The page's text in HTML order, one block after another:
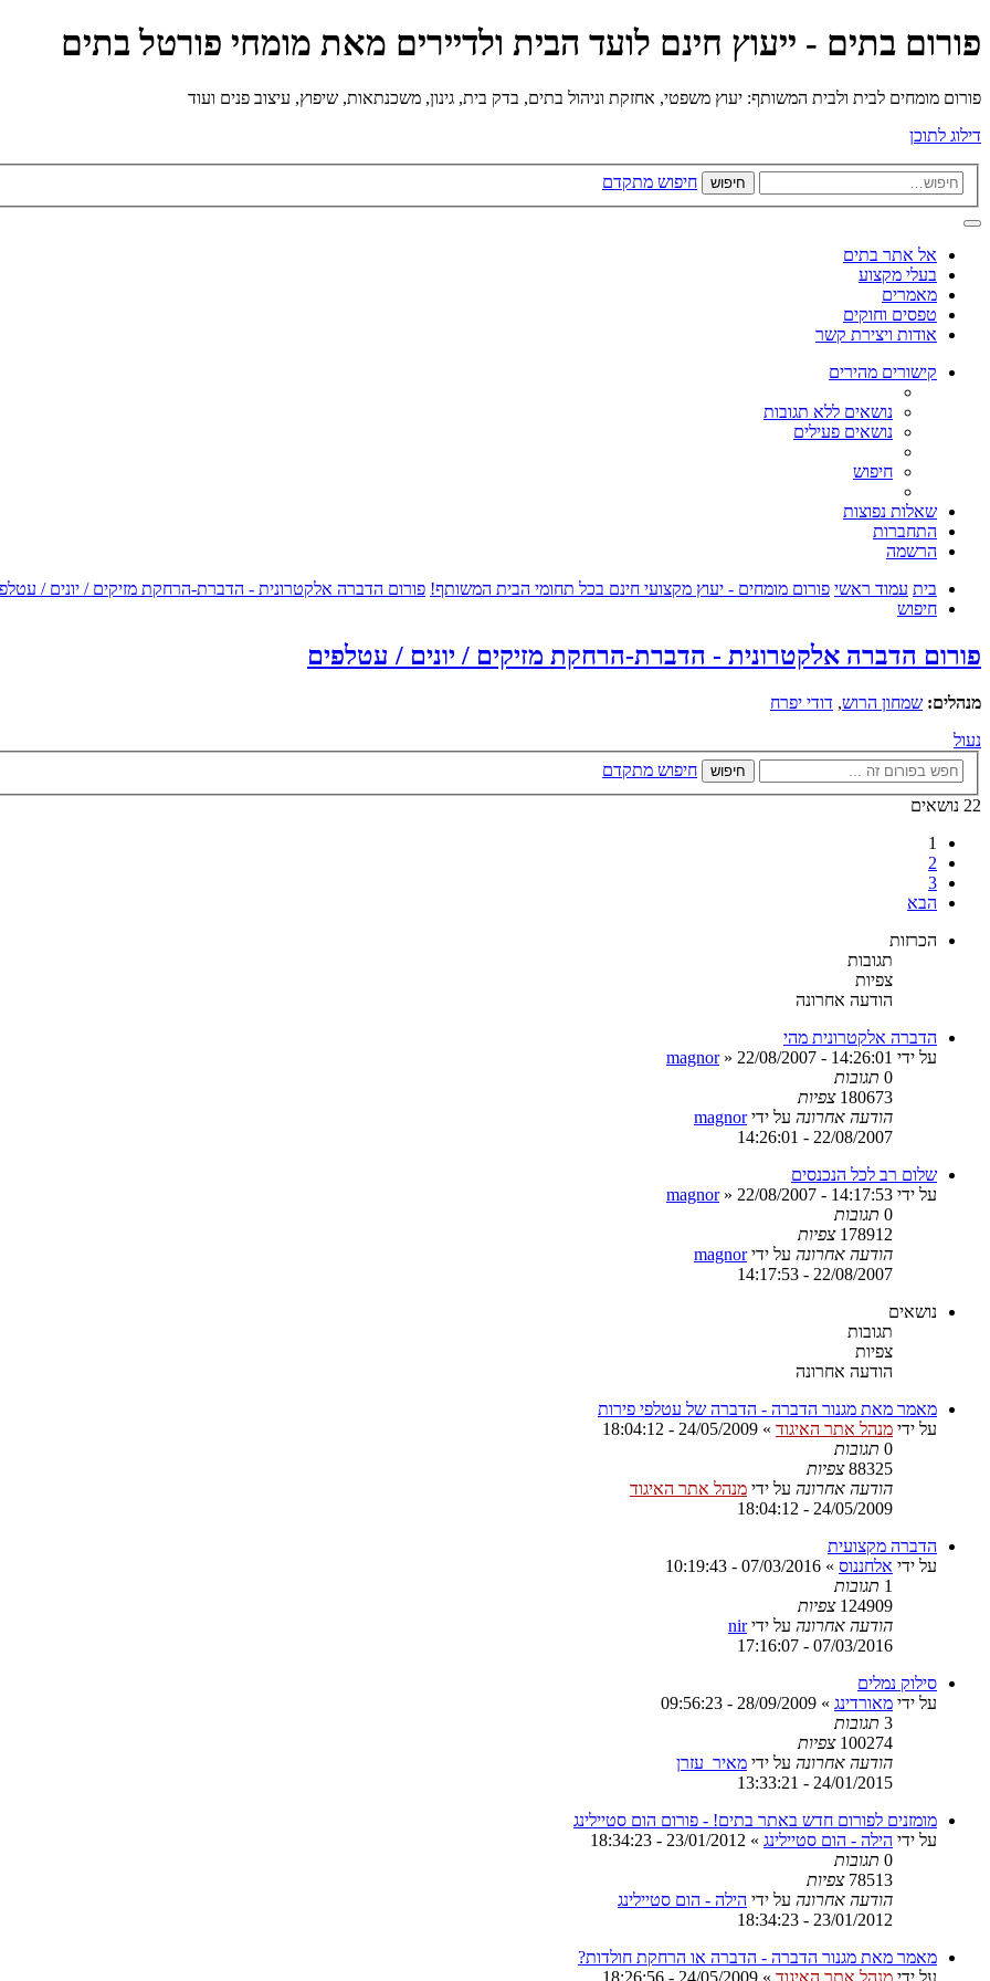
פורום בתים - ייעוץ חינם לועד הבית ולדיירים מאת מומחי פורטל בתים
פורום מומחים לבית ולבית המשותף: יעוץ משפטי, אחזקת וניהול בתים, בדק בית, גינון, משכנתאות, שיפוץ, עיצוב פנים ועוד
דילוג לתוכן
חיפוש חיפוש מתקדם
אל אתר בתים
בעלי מקצוע
מאמרים
טפסים וחוקים
אודות ויצירת קשר
קישורים מהירים
נושאים ללא תגובות
נושאים פעילים
חיפוש
שאלות נפוצות
התחברות
הרשמה
בית עמוד ראשי פורום מומחים - יעוץ מקצועי חינם בכל תחומי הבית המשותף! פורום הדברה אלקטרונית - הדברת-הרחקת מזיקים / יונים /
חיפוש
פורום הדברה אלקטרונית - הדברת-הרחקת מזיקים / יונים / עטלפים
מנהלים: שמחון הרוש, דודי יפרח
נעול
חיפוש
חיפוש מתקדם
22 נושאים
1
2
3
הבא
הכרזות
תגובות
צפיות
הודעה אחרונה
הדברה אלקטרונית מהי
על ידי
magnor» 22/08/2007 - 14:26:01
0 תגובות
180673 צפיות
הודעה אחרונה על ידיmagnor
22/08/2007 - 14:26:01
שלום רב לכל הנכנסים
על ידי
magnor» 22/08/2007 - 14:17:53
0 תגובות
178912 צפיות
הודעה אחרונה על ידיmagnor
22/08/2007 - 14:17:53
נושאים
תגובות
צפיות
הודעה אחרונה
מאמר מאת מגנור הדברה - הדברה של עטלפי פירות
על ידי מנהל אתר האיגוד »
24/05/2009 - 18:04:12
0 תגובות
88325 צפיות
הודעה אחרונה על ידי מנהל אתר האיגוד
24/05/2009 - 18:04:12
הדברה מקצועית
על ידי אלחננוס »
07/03/2016 - 10:19:43
1 תגובות
124909 צפיות
הודעה אחרונה על ידיnir
07/03/2016 - 17:16:07
סילוק נמלים
על ידי מאורדינג »
28/09/2009 - 09:56:23
3 תגובות
100274 צפיות
הודעה אחרונה על ידי מאיר_עזרן
24/01/2015 - 13:33:21
מומזנים לפורום חדש באתר בתים! - פורום הום סטיילינג
על ידי הילה - הום סטיילינג »
23/01/2012 - 18:34:23
0 תגובות
78513 צפיות
הודעה אחרונה על ידי הילה - הום סטיילינג
23/01/2012 - 18:34:23
מאמר מאת מגנור הדברה - הדברה או הרחקת חולדות?
על ידי מנהל אתר האיגוד »
24/05/2009 - 18:26:56